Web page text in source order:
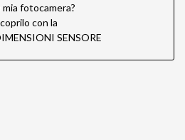
mia fotocamera?
con la
SENSORE